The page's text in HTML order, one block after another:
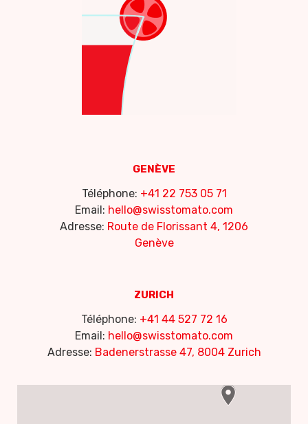
GENÈVE
Téléphone: +41 22 753 05 71
Email: hello@swisstomato.com
Adresse: Route de Florissant 4, 1206
Genève
ZURICH
Téléphone: +41 44 527 72 16
Email: hello@swisstomato.com
Adresse: Badenerstrasse 47, 8004 Zurich